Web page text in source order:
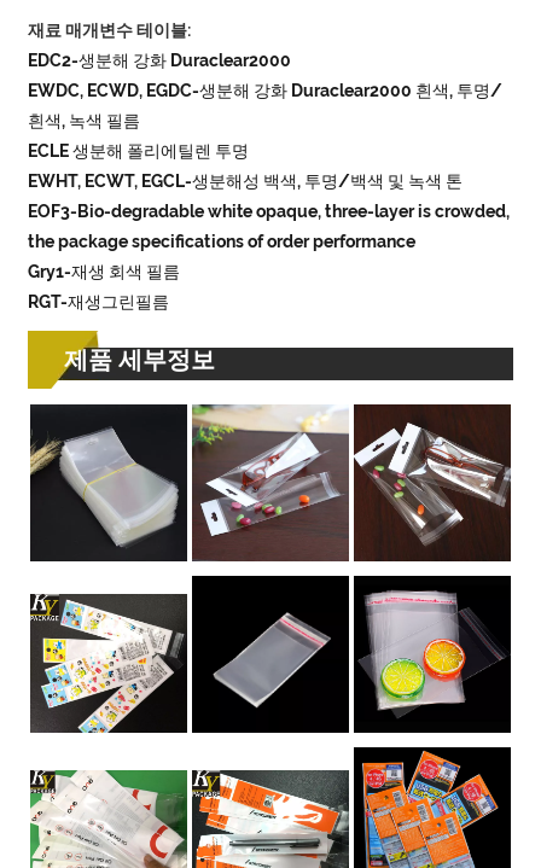
재료 매개변수 테이블:
EDC2-생분해 강화 Duraclear2000
EWDC, ECWD, EGDC-생분해 강화 Duraclear2000 흰색, 투명/
흰색, 녹색 필름
ECLE 생분해 폴리에틸렌 투명
EWHT, ECWT, EGCL-생분해성 백색, 투명/백색 및 녹색 톤
EOF3-Bio-degradable white opaque, three-layer is crowded,
the package specifications of order performance
Gry1-재생 회색 필름
RGT-재생그린필름
제품 세부정보